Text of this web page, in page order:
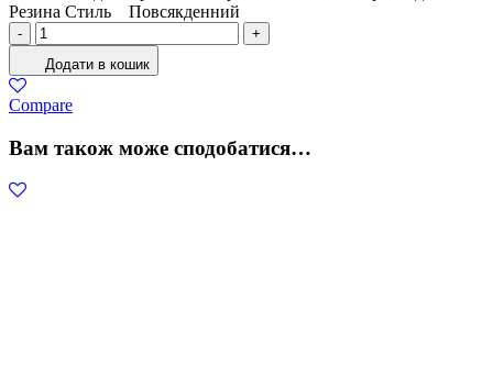
Резина Стиль Повсякденний
Босоніжки
Жіночі
Еко-
шкіра
Білий
-
+
Додати в кошик
Compare
Вам також може сподобатися…